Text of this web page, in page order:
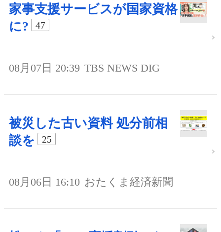
家事支援サービスが国家資格
に?
47
08月07日 20:39 TBS NEWS DIG
被災した古い資料 処分前相
談を
25
08月06日 16:10 おたくま経済新聞